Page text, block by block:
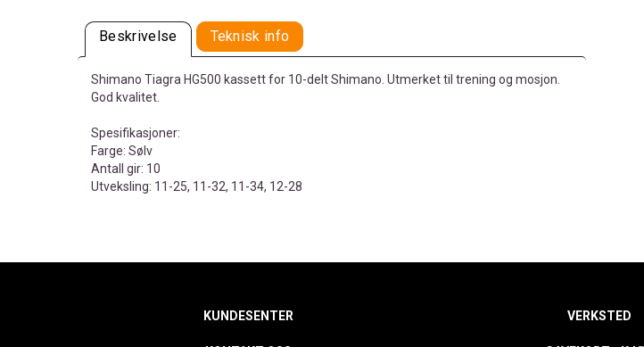
Beskrivelse Teknisk info
Shimano Tiagra HG500 kassett for 10-delt Shimano. Utmerket til trening og mosjon.
God kvalitet.
Spesifikasjoner:
Farge: Sølv
Antall gir: 10
Utveksling: 11-25, 11-32, 11-34, 12-28
KUNDESENTER VERKSTED